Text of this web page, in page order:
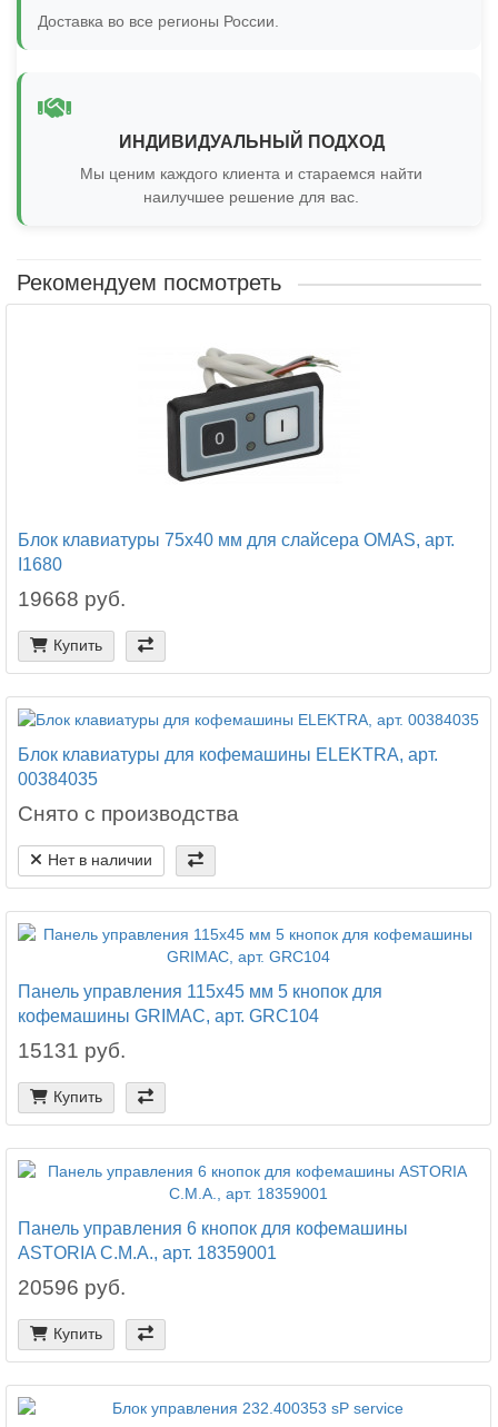
Доставка во все регионы России.
ИНДИВИДУАЛЬНЫЙ ПОДХОД
Мы ценим каждого клиента и стараемся найти
наилучшее решение для вас.
Рекомендуем посмотреть
Блок клавиатуры 75x40 мм для слайсера OMAS, арт.
I1680
19668 руб.
Купить
Блок клавиатуры для кофемашины ELEKTRA, арт.
00384035
Снято с производства
Нет в наличии
Панель управления 115x45 мм 5 кнопок для
кофемашины GRIMAC, арт. GRC104
15131 руб.
Купить
Панель управления 6 кнопок для кофемашины
ASTORIA C.M.A., арт. 18359001
20596 руб.
Купить